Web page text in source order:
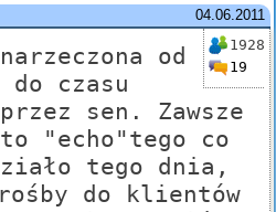
04.06.2011
1928
19
od
do czasu
sen. Zawsze
"echo"tego co
tego dnia,
do klientów